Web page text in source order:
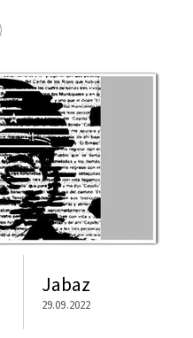
Jabaz
29.09.2022